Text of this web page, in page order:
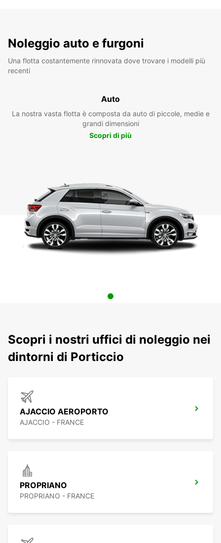
Noleggio auto e furgoni
Una flotta costantemente rinnovata dove trovare i modelli più
recenti
Auto
La nostra vasta flotta è composta da auto di piccole, medie e
grandi dimensioni
Scopri di più
Scopri i nostri uffici di noleggio nei
dintorni di Porticcio
AJACCIO AEROPORTO
AJACCIO - FRANCE
PROPRIANO
PROPRIANO - FRANCE